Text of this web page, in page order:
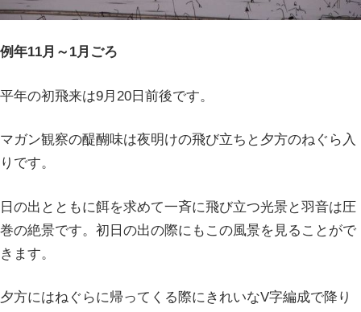
例年11月～1月ごろ
平年の初飛来は9月20日前後です。
マガン観察の醍醐味は夜明けの飛び立ちと夕方のねぐら入
りです。
日の出とともに餌を求めて一斉に飛び立つ光景と羽音は圧
巻の絶景です。初日の出の際にもこの風景を見ることがで
きます。
夕方にはねぐらに帰ってくる際にきれいなV字編成で降り